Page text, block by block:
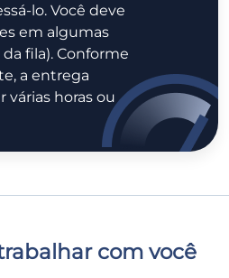
lo. Você deve
em algumas
fila). Conforme
a entrega
várias horas ou
com você